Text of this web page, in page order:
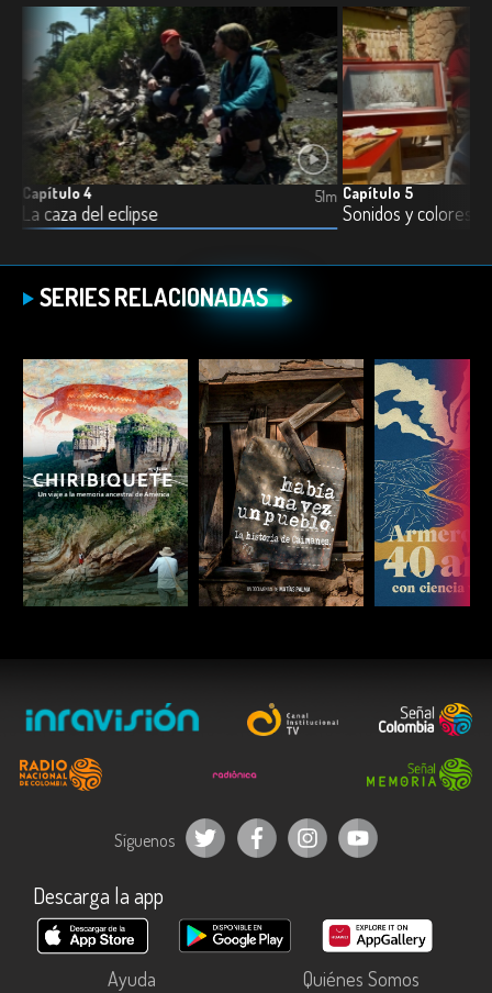
Capítulo 4
La caza del eclipse
51m Capítulo 5
Sonidos y colores
SERIES RELACIONADAS
ESCUCHAR ESCUCHAR
Síguenos
Descarga la app
Ayuda
Quiénes Somos